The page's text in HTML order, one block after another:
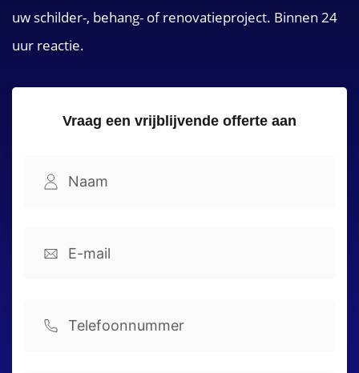
uw schilder-, behang- of renovatieproject. Binnen 24
uur reactie.
Vraag een vrijblijvende offerte aan
(Vereist)
(Vereist)